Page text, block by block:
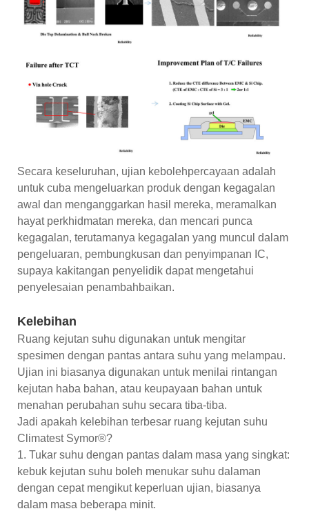
Secara keseluruhan, ujian kebolehpercayaan adalah
untuk cuba mengeluarkan produk dengan kegagalan
awal dan menganggarkan hasil mereka, meramalkan
hayat perkhidmatan mereka, dan mencari punca
kegagalan, terutamanya kegagalan yang muncul dalam
pengeluaran, pembungkusan dan penyimpanan IC,
supaya kakitangan penyelidik dapat mengetahui
penyelesaian penambahbaikan.
Kelebihan
Ruang kejutan suhu digunakan untuk mengitar
spesimen dengan pantas antara suhu yang melampau.
Ujian ini biasanya digunakan untuk menilai rintangan
kejutan haba bahan, atau keupayaan bahan untuk
menahan perubahan suhu secara tiba-tiba.
Jadi apakah kelebihan terbesar ruang kejutan suhu
Climatest Symor®?
1. Tukar suhu dengan pantas dalam masa yang singkat:
kebuk kejutan suhu boleh menukar suhu dalaman
dengan cepat mengikut keperluan ujian, biasanya
dalam masa beberapa minit.